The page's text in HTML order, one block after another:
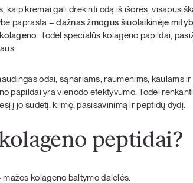
kaip kremai gali drėkinti odą iš išorės,
paprasta –dažnas žmogus šiuolaikinėje
Todėl specialūs kolageno papildai,
odai, sąnariams, raumenims, kaulams
papildai yra vienodo efektyvumo. Todėl
į jo sudėtį, kilmę, pasisavinimą ir peptidų dydį.
peptidai?
mažos kolageno baltymo dalelės.